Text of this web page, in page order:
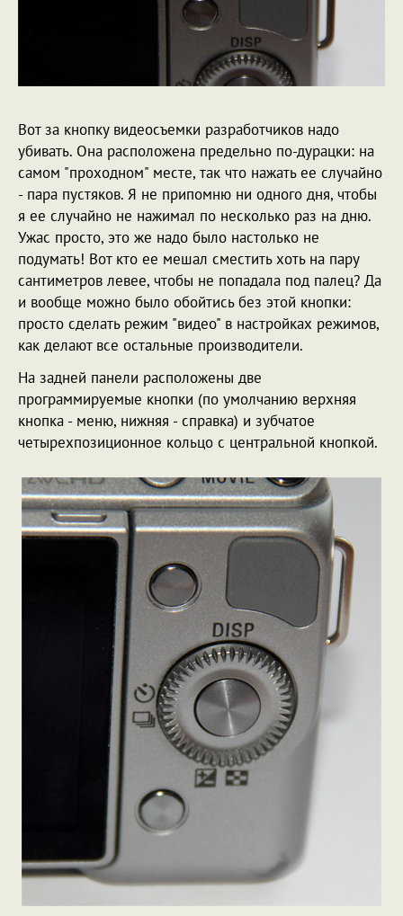
Вот за кнопку видеосъемки разработчиков надо
убивать. Она расположена предельно по-дурацки: на
самом "проходном" месте, так что нажать ее случайно
- пара пустяков. Я не припомню ни одного дня, чтобы
я ее случайно не нажимал по несколько раз на дню.
Ужас просто, это же надо было настолько не
подумать! Вот кто ее мешал сместить хоть на пару
сантиметров левее, чтобы не попадала под палец? Да
и вообще можно было обойтись без этой кнопки:
просто сделать режим "видео" в настройках режимов,
как делают все остальные производители.
На задней панели расположены две
программируемые кнопки (по умолчанию верхняя
кнопка - меню, нижняя - справка) и зубчатое
четырехпозиционное кольцо с центральной кнопкой.